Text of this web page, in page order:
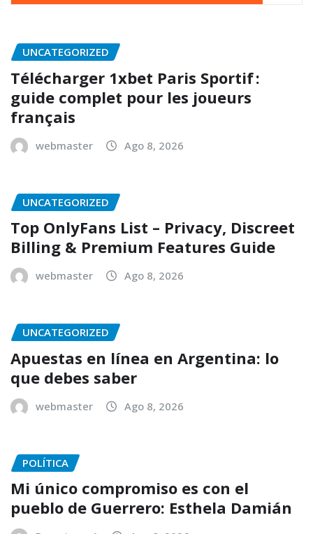
UNCATEGORIZED
Télécharger 1xbet Paris Sportif :
guide complet pour les joueurs
français
webmaster Ago 8, 2026
UNCATEGORIZED
Top OnlyFans List – Privacy, Discreet
Billing & Premium Features Guide
webmaster Ago 8, 2026
UNCATEGORIZED
Apuestas en línea en Argentina: lo
que debes saber
webmaster Ago 8, 2026
POLÍTICA
Mi único compromiso es con el
pueblo de Guerrero: Esthela Damián